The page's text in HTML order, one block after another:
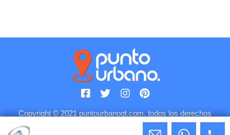
Copyright © 2021 puntourbanogt.com. todos los derechos